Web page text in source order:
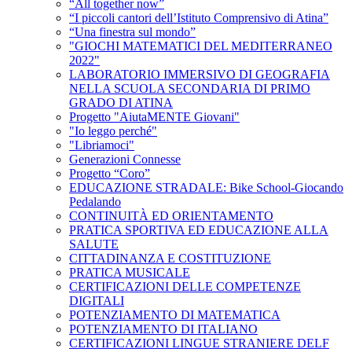
“All together now”
“I piccoli cantori dell’Istituto Comprensivo di Atina”
“Una finestra sul mondo”
"GIOCHI MATEMATICI DEL MEDITERRANEO
2022"
LABORATORIO IMMERSIVO DI GEOGRAFIA
NELLA SCUOLA SECONDARIA DI PRIMO
GRADO DI ATINA
Progetto "AiutaMENTE Giovani"
"Io leggo perché"
"Libriamoci"
Generazioni Connesse
Progetto “Coro”
EDUCAZIONE STRADALE: Bike School-Giocando
Pedalando
CONTINUITÀ ED ORIENTAMENTO
PRATICA SPORTIVA ED EDUCAZIONE ALLA
SALUTE
CITTADINANZA E COSTITUZIONE
PRATICA MUSICALE
CERTIFICAZIONI DELLE COMPETENZE
DIGITALI
POTENZIAMENTO DI MATEMATICA
POTENZIAMENTO DI ITALIANO
CERTIFICAZIONI LINGUE STRANIERE DELF